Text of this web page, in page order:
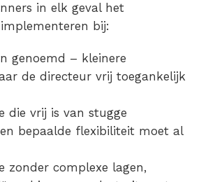
in elk geval het
bij:
genoemd – kleinere
de directeur vrij toegankelijk
die vrij is van stugge
bepaalde flexibiliteit moet al
zonder complexe lagen,